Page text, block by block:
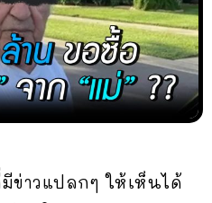
ข่าวแปลกๆ ให้เห็นได้